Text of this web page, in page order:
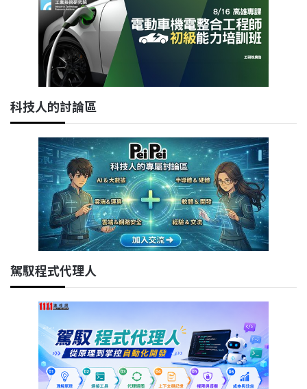
科技人的討論區
駕馭程式代理人